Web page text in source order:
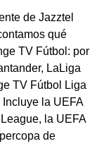
de Jazztel
qué
TV Fútbol: por
LaLiga
TV Fútbol Liga
la UEFA
la UEFA
de